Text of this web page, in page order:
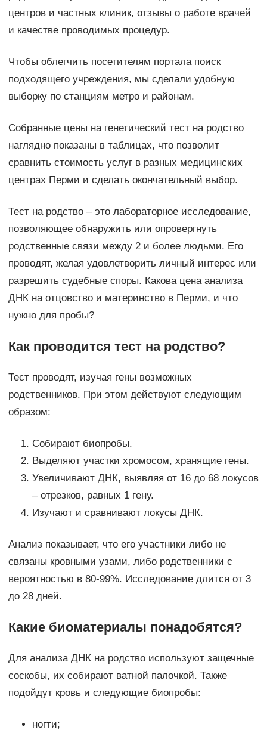
центров и частных клиник, отзывы о работе врачей
и качестве проводимых процедур.
Чтобы облегчить посетителям портала поиск
подходящего учреждения, мы сделали удобную
выборку по станциям метро и районам.
Собранные цены на генетический тест на родство
наглядно показаны в таблицах, что позволит
сравнить стоимость услуг в разных медицинских
центрах Перми и сделать окончательный выбор.
Тест на родство – это лабораторное исследование,
позволяющее обнаружить или опровергнуть
родственные связи между 2 и более людьми. Его
проводят, желая удовлетворить личный интерес или
разрешить судебные споры. Какова цена анализа
ДНК на отцовство и материнство в Перми, и что
нужно для пробы?
Как проводится тест на родство?
Тест проводят, изучая гены возможных
родственников. При этом действуют следующим
образом:
Собирают биопробы.
Выделяют участки хромосом, хранящие гены.
Увеличивают ДНК, выявляя от 16 до 68 локусов
– отрезков, равных 1 гену.
Изучают и сравнивают локусы ДНК.
Анализ показывает, что его участники либо не
связаны кровными узами, либо родственники с
вероятностью в 80-99%. Исследование длится от 3
до 28 дней.
Какие биоматериалы понадобятся?
Для анализа ДНК на родство используют защечные
соскобы, их собирают ватной палочкой. Также
подойдут кровь и следующие биопробы:
ногти;